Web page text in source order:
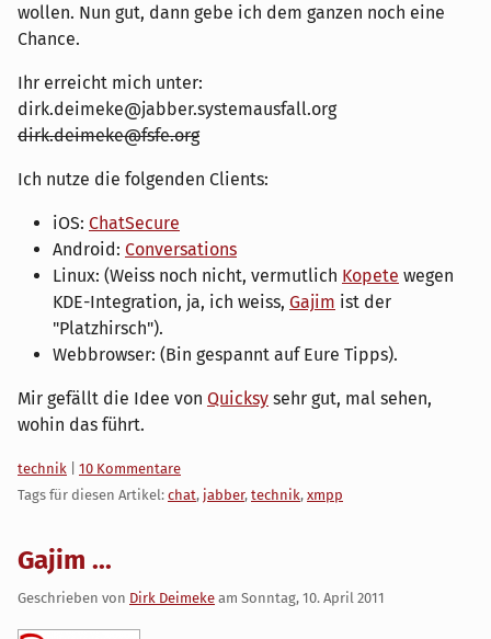
wollen. Nun gut, dann gebe ich dem ganzen noch eine
Chance.
Ihr erreicht mich unter:
dirk.deimeke@jabber.systemausfall.org
dirk.deimeke@fsfe.org
Ich nutze die folgenden Clients:
iOS: ChatSecure
Android: Conversations
Linux: (Weiss noch nicht, vermutlich Kopete wegen
KDE-Integration, ja, ich weiss, Gajim ist der
"Platzhirsch").
Webbrowser: (Bin gespannt auf Eure Tipps).
Mir gefällt die Idee von Quicksy sehr gut, mal sehen,
wohin das führt.
Kategorien:
technik
10 Kommentare
Tags für diesen Artikel: chat, jabber, technik, xmpp
Gajim ...
Geschrieben von Dirk Deimeke am Sonntag, 10. April 2011